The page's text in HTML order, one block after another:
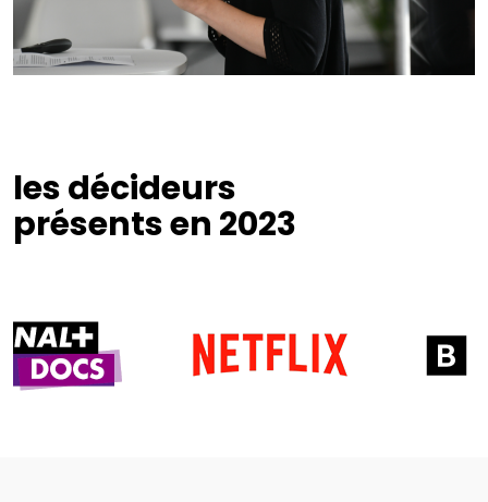
les décideurs
présents en 2023